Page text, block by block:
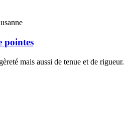
pointes
mais aussi de tenue et de rigueur.